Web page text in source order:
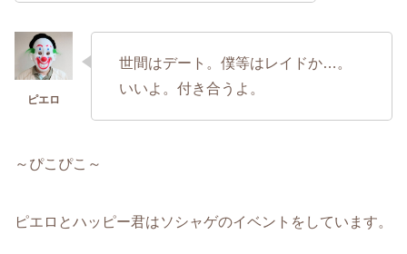
世間はデート。僕等はレイドか…。
いいよ。付き合うよ。
～ぴこぴこ～
ピエロとハッピー君はソシャゲのイベントをしています。